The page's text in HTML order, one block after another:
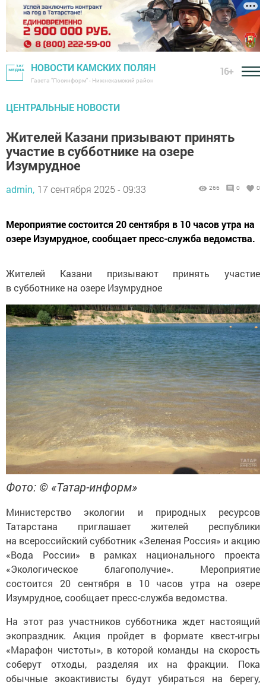
НОВОСТИ КАМСКИХ ПОЛЯН
Газета "Посинформ" - Нижнекамский район
16+
ЦЕНТРАЛЬНЫЕ НОВОСТИ
Жителей Казани призывают принять
участие в субботнике на озере
Изумрудное
admin, 17 сентября 2025 - 09:33 266 0 0
Мероприятие состоится 20 сентября в 10 часов утра на
озере Изумрудное, сообщает пресс-служба ведомства.
Жителей Казани призывают принять участие
в субботнике на озере Изумрудное
Фото: © «Татар-информ»
Министерство экологии и природных ресурсов
Татарстана приглашает жителей республики
на всероссийский субботник «Зеленая Россия» и акцию
«Вода России» в рамках национального проекта
«Экологическое благополучие». Мероприятие
состоится 20 сентября в 10 часов утра на озере
Изумрудное, сообщает пресс-служба ведомства.
На этот раз участников субботника ждет настоящий
экопраздник. Акция пройдет в формате квест-игры
«Марафон чистоты», в которой команды на скорость
соберут отходы, разделяя их на фракции. Пока
обычные экоактивисты будут убираться на берегу,